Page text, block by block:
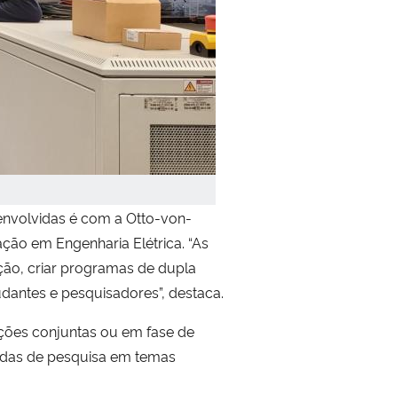
é com a Otto-von-
em Engenharia Elétrica. “As
criar programas de dupla
e pesquisadores”, destaca.
conjuntas ou em fase de
de pesquisa em temas